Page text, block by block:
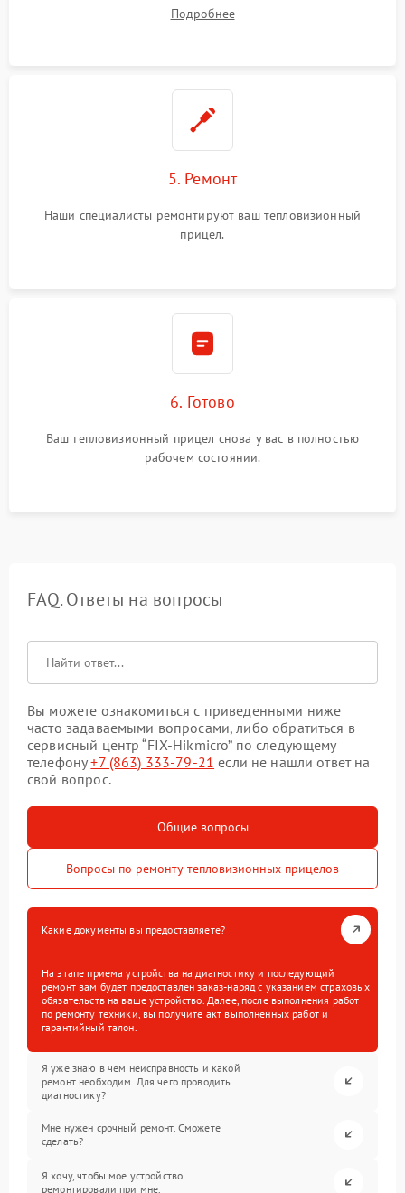
Подробнее
5. Ремонт
Наши специалисты ремонтируют ваш тепловизионный
прицел.
6. Готово
Ваш тепловизионный прицел снова у вас в полностью
рабочем состоянии.
FAQ. Ответы на вопросы
Вы можете ознакомиться с приведенными ниже
часто задаваемыми вопросами, либо обратиться в
сервисный центр “FIX-Hikmicro” по следующему
телефону+7 (863) 333-79-21 если не нашли ответ на
свой вопрос.
Общие вопросы
Вопросы по ремонту тепловизионных прицелов
Какие документы вы предоставляете?
На этапе приема устройства на диагностику и последующий
ремонт вам будет предоставлен заказ-наряд с указанием страховых
обязательств на ваше устройство. Далее, после выполнения работ
по ремонту техники, вы получите акт выполненных работ и
гарантийный талон.
Я уже знаю в чем неисправность и какой
ремонт необходим. Для чего проводить
диагностику?
Мне нужен срочный ремонт. Сможете
сделать?
Я хочу, чтобы мое устройство
ремонтировали при мне.